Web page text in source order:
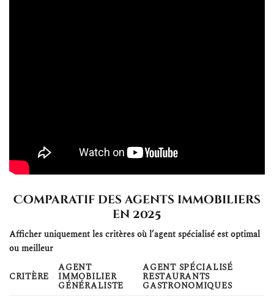
Comparatif des agents immobiliers
en 2025
Afficher uniquement les critères où l’agent spécialisé est optimal
ou meilleur
CRITÈRE
AGENT
IMMOBILIER
GÉNÉRALISTE
AGENT SPÉCIALISÉ
RESTAURANTS
GASTRONOMIQUES